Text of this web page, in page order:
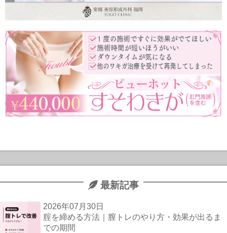
最新記事
2026年07月30日
腟を締める方法｜膣トレのやり方・効果が出るま
での期間